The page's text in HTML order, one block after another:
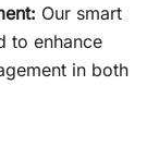
Our smart
to enhance
in both